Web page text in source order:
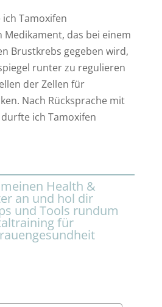
ich Tamoxifen
Medikament, das bei einem
Brustkrebs gegeben wird,
runter zu regulieren
der Zellen für
Nach Rücksprache mit
ich Tamoxifen
Health &
an und hol dir
und Tools rundum
für